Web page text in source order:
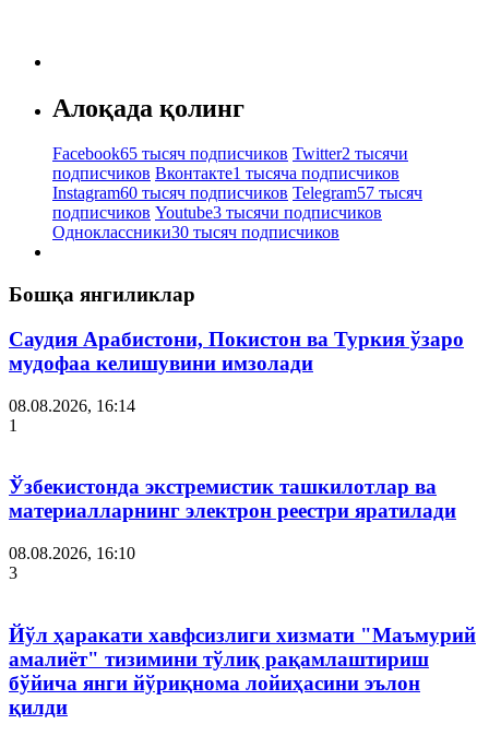
Алоқада қолинг
Facebook65 тысяч подписчиков Twitter2 тысячи
подписчиков Вконтакте1 тысяча подписчиков
Instagram60 тысяч подписчиков Telegram57 тысяч
подписчиков Youtube3 тысячи подписчиков
Одноклассники30 тысяч подписчиков
Бошқа янгиликлар
Саудия Арабистони, Покистон ва Туркия ўзаро
мудофаа келишувини имзолади
08.08.2026, 16:14
1
Ўзбекистонда экстремистик ташкилотлар ва
материалларнинг электрон реестри яратилади
08.08.2026, 16:10
3
Йўл ҳаракати хавфсизлиги хизмати "Маъмурий
амалиёт" тизимини тўлиқ рақамлаштириш
бўйича янги йўриқнома лойиҳасини эълон
қилди